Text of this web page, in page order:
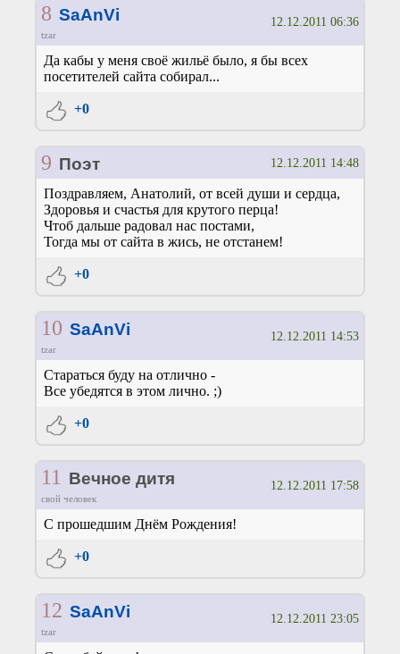
8 SaAnVi
tzar
12.12.2011 06:36
Да кабы у меня своё жильё было, я бы всех
посетителей сайта собирал...
+0
9 Поэт 12.12.2011 14:48
Поздравляем, Анатолий, от всей души и сердца,
Здоровья и счастья для крутого перца!
Чтоб дальше радовал нас постами,
Тогда мы от сайта в жись, не отстанем!
+0
10 SaAnVi
tzar
12.12.2011 14:53
Стараться буду на отлично -
Все убедятся в этом лично. ;)
+0
11 Вечное дитя
свой человек
12.12.2011 17:58
С прошедшим Днём Рождения!
+0
12 SaAnVi
tzar
12.12.2011 23:05